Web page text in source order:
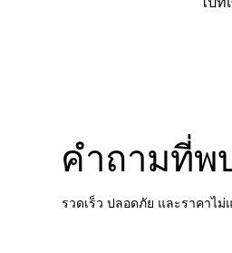
คำถามที่พ
รวดเร็ว ปลอดภัย และราคาไม่